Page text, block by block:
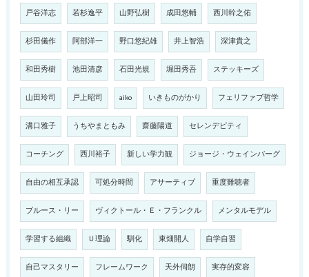
戸谷洋志 若杉逸平 山野弘樹 成田悠輔 西川幹之佑
杉田儀作 阿部洋一 野口悠紀雄 井上智浩 深津貴之
和田秀樹 池田清彦 石田光規 堀田秀吾 ステッキーズ
山田玲司 戸上昭司 aiko いきものがかり フェリファブ哲学
溝口雅子 うちやまともみ 齋藤陽道 セレンデピティ
コーチング 西川裕子 新しい学力観 ジョージ・ウェインバーグ
自由の相互承認 可処分時間 アサーティブ 重度難聴者
ブルース・リー ヴィクトール・Ｅ・フランクル メンタルモデル
学習する組織 Ｕ理論 馴化 東畑開人 自学自習
自己マスタリー フレームワーク 天外伺朗 実存的変容